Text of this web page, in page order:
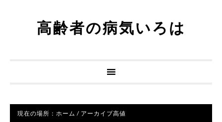
高齢者の病気いろは
現在の場所： ホーム / アーカイブ高値